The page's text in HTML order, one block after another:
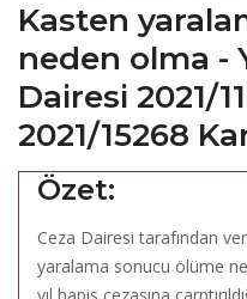
Kasten
neden olma -
Dairesi 2021/
2021/15268
Özet:
Ceza Dairesi tarafından
yaralama sonucu ölüme